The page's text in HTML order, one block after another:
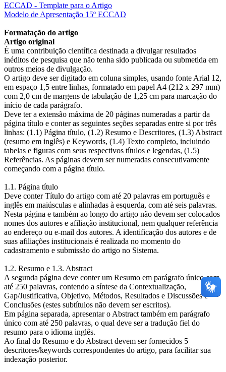
ECCAD - Template para o Artigo
Modelo de Apresentação 15º ECCAD
Formatação do artigo
Artigo original
É uma contribuição científica destinada a divulgar resultados
inéditos de pesquisa que não tenha sido publicada ou submetida em
outros meios de divulgação.
O artigo deve ser digitado em coluna simples, usando fonte Arial 12,
em espaço 1,5 entre linhas, formatado em papel A4 (212 x 297 mm)
com 2,0 cm de margens de tabulação de 1,25 cm para marcação do
início de cada parágrafo.
Deve ter a extensão máxima de 20 páginas numeradas a partir da
página título e conter as seguintes seções separadas entre si por três
linhas: (1.1) Página título, (1.2) Resumo e Descritores, (1.3) Abstract
(resumo em inglês) e Keywords, (1.4) Texto completo, incluindo
tabelas e figuras com seus respectivos títulos e legendas, (1.5)
Referências. As páginas devem ser numeradas consecutivamente
começando com a página título.
1.1. Página título
Deve conter Título do artigo com até 20 palavras em português e
inglês em maiúsculas e alinhadas à esquerda, com até seis palavras.
Nesta página e também ao longo do artigo não devem ser colocados
nomes dos autores e afiliação institucional, nem qualquer referência
ao endereço ou e-mail dos autores. A identificação dos autores e de
suas afiliações institucionais é realizada no momento do
cadastramento e submissão do artigo no Sistema.
1.2. Resumo e 1.3. Abstract
A segunda página deve conter um Resumo em parágrafo único com
até 250 palavras, contendo a síntese da Contextualização,
Gap/Justificativa, Objetivo, Métodos, Resultados e Discussões e
Conclusões (estes subtítulos não devem ser escritos).
Em página separada, apresentar o Abstract também em parágrafo
único com até 250 palavras, o qual deve ser a tradução fiel do
resumo para o idioma inglês.
Ao final do Resumo e do Abstract devem ser fornecidos 5
descritores/keywords correspondentes do artigo, para facilitar sua
indexação posterior.